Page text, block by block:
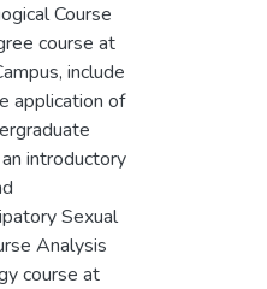
Course
course at
include
application of
introductory
Sexual
Analysis
course at